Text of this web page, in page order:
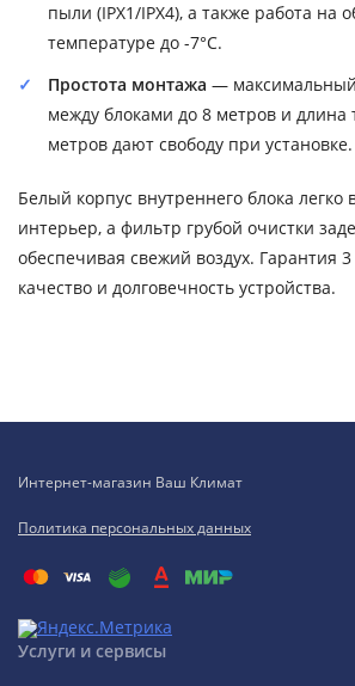
пыли (IPX1/IPX4), а также работа на
температуре до -7°C.
Простота монтажа —
между блоками до 8 метров и длина
метров дают свободу при установке.
Белый корпус внутреннего блока легко
интерьер, а фильтр грубой очистки
обеспечивая свежий воздух. Гарантия
качество и долговечность устройства.
Интернет-магазин Ваш Климат
Политика персональных данных
Услуги и сервисы